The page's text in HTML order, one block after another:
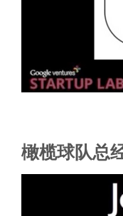
橄榄球队总